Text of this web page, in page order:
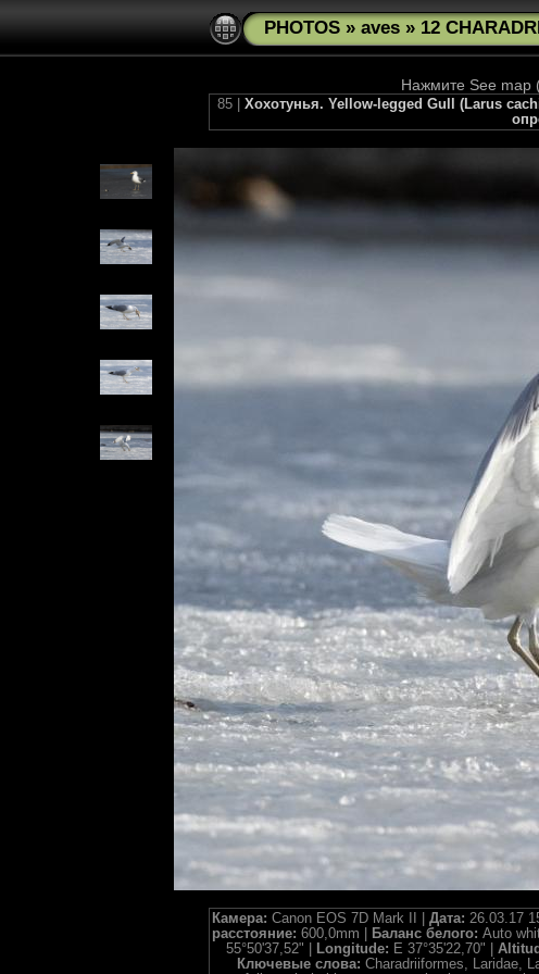
PHOTOS » aves » 12
Нажмите See map
85 | Хохотунья. Yellow-legged Gull (Larus
Камера: Canon EOS 7D Mark II | Дата: 26.03.17
расстояние: 600,0mm | Баланс белого: Auto
55°50'37,52" |
Longitude: E 37°35'22,70" |
Ключевые слова: Charadriiformes, Laridae,